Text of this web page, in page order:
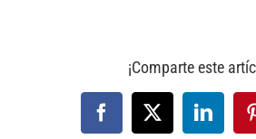
¡Comparte este
Facebook
X